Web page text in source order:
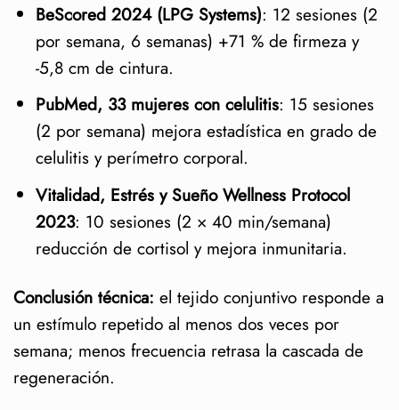
¿Puedo hacer más de 3 sesiones
por semana?
¿Cuándo se ven cambios visibles?
¿Si falto una semana pierdo todo?
Referencias oficiales
BeScored 2024 (LPG Systems): 12 sesiones (2
por semana, 6 semanas) +71 % de firmeza y
-5,8 cm de cintura.
PubMed, 33 mujeres con celulitis: 15 sesiones
(2 por semana) mejora estadística en grado de
celulitis y perímetro corporal.
Vitalidad, Estrés y Sueño Wellness Protocol
2023: 10 sesiones (2 × 40 min/semana)
reducción de cortisol y mejora inmunitaria.
Conclusión técnica: el tejido conjuntivo responde a
un estímulo repetido al menos dos veces por
semana; menos frecuencia retrasa la cascada de
regeneración.